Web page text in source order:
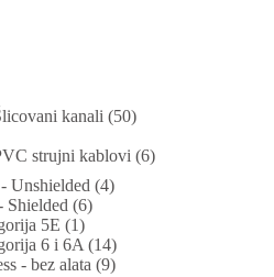
kanali (50)
strujni kablovi (6)
Unshielded (4)
Shielded (6)
5E (1)
6 i 6A (14)
- bez alata (9)